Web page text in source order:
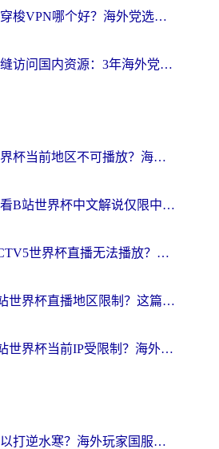
斧牛和极速穿梭VPN哪个好？海外党选回国加速器必看的真实对比与避坑指南
北美回国无缝访问国内资源：3年海外党亲测的加速器选择指南
在美国看世界杯当前地区不可播放？海外党体育观赛终极指南来了！
在澳大利亚看B站世界杯中文解说仅限中国大陆？这篇指南帮你打破限制看遍赛事
在海外看CCTV5世界杯直播无法播放？这篇指南让你和国内球迷同步呐喊
在韩国看B站世界杯直播地区限制？这篇指南让你告别“当前地区不可播放”
在越南看B站世界杯当前IP受限制？海外党体育观赛终极指南来了
国外可不可以打逆水寒？海外玩家国服畅玩终极指南（附漫威荒野乱斗加速方案）